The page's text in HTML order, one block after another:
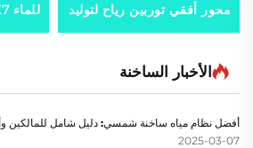
محور أفقي توربين رياح لتوليد
الطاقة 100W-50kW نظام
من
الأخبار الساخنة
أفضل نظام مياه ساخنة شمسي: دليل شامل للمالكين
2025-03-07